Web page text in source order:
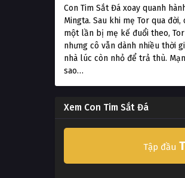
Con Tim Sắt Đá xoay quanh
Mingta. Sau khi mẹ Tor qua
một lần bị mẹ kế đuổi theo,
nhưng cô vẫn dành nhiều thời
nhà lúc còn nhỏ để trả thù.
sao…
Xem Con Tim Sắt Đá
Tập đầu